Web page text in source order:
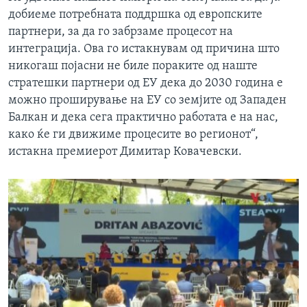
добиеме потребната поддршка од европските
партнери, за да го забрзаме процесот на
интеграција. Ова го истакнувам од причина што
никогаш појасни не биле пораките од наште
стратешки партнери од ЕУ дека до 2030 година е
можно проширување на ЕУ со земјите од Западен
Балкан и дека сега практично работата е на нас,
како ќе ги движиме процесите во регионот“,
истакна премиерот Димитар Ковачевски.